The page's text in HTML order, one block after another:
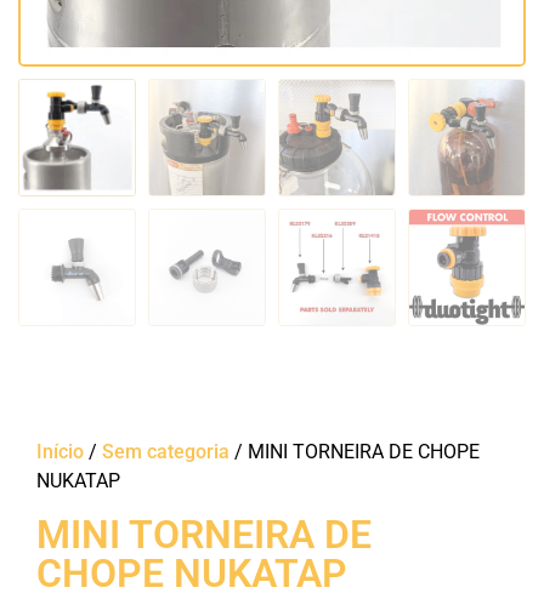
Início / Sem categoria / MINI TORNEIRA DE CHOPE
NUKATAP
MINI TORNEIRA DE
CHOPE NUKATAP